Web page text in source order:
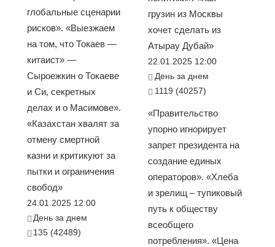
глобальные сценарии
рисков». «Выезжаем
на том, что Токаев —
китаист» —
Сыроежкин о Токаеве
и Си, секретных
делах и о Масимове».
«Казахстан хвалят за
отмену смертной
казни и критикуют за
пытки и ограничения
свобод»
24.01.2025 12:00
День за днем
135 (42489)
грузин из Москвы
хочет сделать из
Атырау Дубай»
22.01.2025 12:00
День за днем
1119 (40257)
«Правительство
упорно игнорирует
запрет президента на
создание единых
операторов». «Хлеба
и зрелищ – тупиковый
путь к обществу
всеобщего
потребления». «Цена